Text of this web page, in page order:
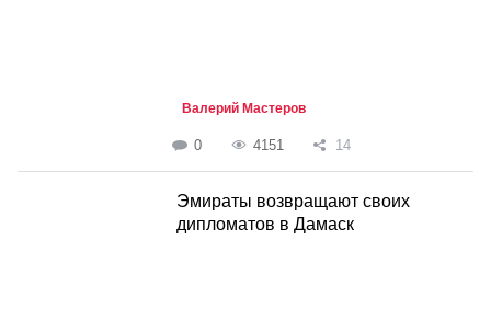
Валерий Мастеров
0 4151 14
Эмираты возвращают своих
дипломатов в Дамаск